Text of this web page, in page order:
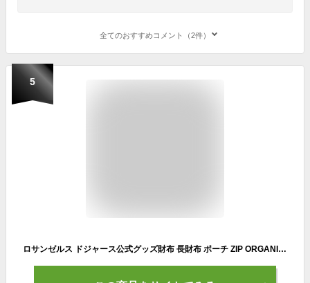
全てのおすすめコメント（2件）
5
ロサンゼルス ドジャース公式グッズ財布 長財布 ポーチ ZIP ORGANIZER WALLET PEBBLEウォレット クラッチバッグLA DODGERS 大谷翔平メジャーリーグ ロゴ 野球 オフィシャルグッズ ビーガンレザー エコレザー【クリックポスト対応可】